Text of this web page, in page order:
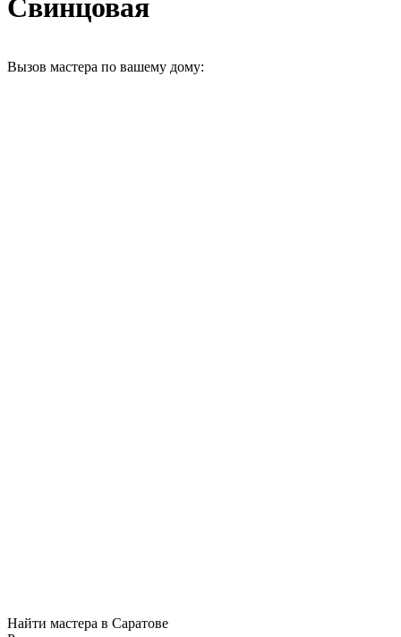
Свинцовая
Вызов мастера по вашему дому:
Найти мастера в Саратове